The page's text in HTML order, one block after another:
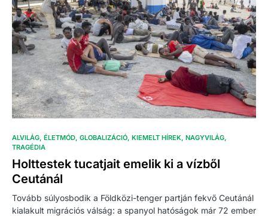
ALVILÁG ÉLETMÓD GLOBALIZÁCIÓ KIEMELT HÍREK NAGYVILÁG
TRAGÉDIA
Holttestek tucatjait emelik ki a vízből
Ceutánál
Tovább súlyosbodik a Földközi-tenger partján fekvő Ceutánál
kialakult migrációs válság: a spanyol hatóságok már 72 ember